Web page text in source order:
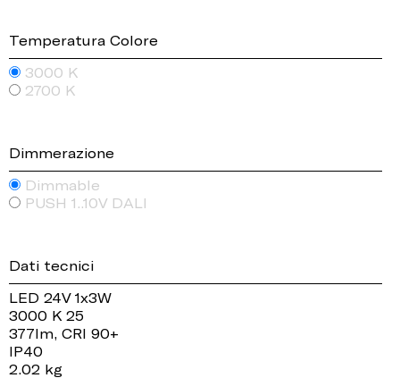
Temperatura Colore
3000 K
2700 K
Dimmerazione
Dimmable
PUSH 1..10V DALI
Dati tecnici
LED 24V 1x3W
3000 K 25
377lm, CRI 90+
IP40
2.02 kg